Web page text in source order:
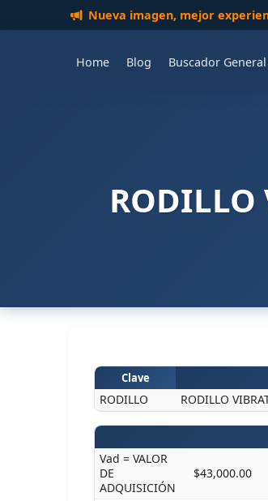
Nueva imagen, mejor
Home Blog Buscador
RODILLO
Clave
RODILLO RODILLO
Vad = VALOR
DE
ADQUISICIÓN
$43,000.00